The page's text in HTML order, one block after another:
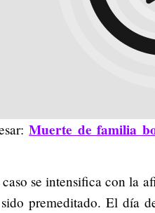
Muerte de familia
se intensifica con la
premeditado. El día